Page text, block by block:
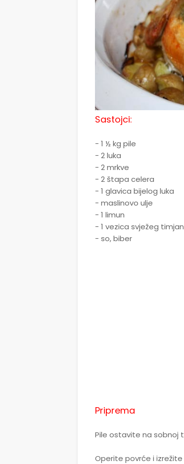
Sastojci:
- 1 ½ kg pile
- 2 luka
- 2 mrkve
- 2 štapa celera
- 1 glavica bijelog luka
- maslinovo ulje
- 1 limun
- 1 vezica svježeg
- so, biber
Priprema
Pile ostavite na sobnoj
Operite povrće i